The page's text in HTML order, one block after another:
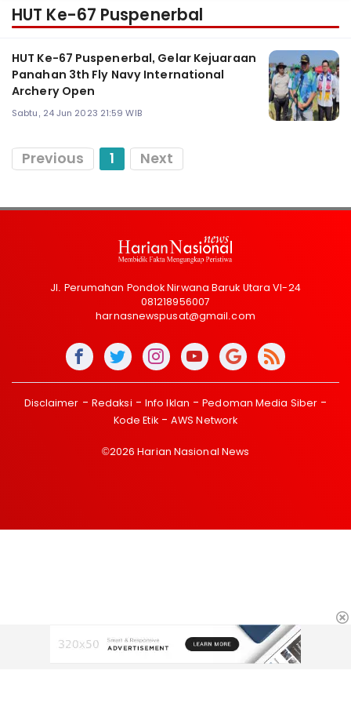
HUT Ke-67 Puspenerbal
HUT Ke-67 Puspenerbal, Gelar Kejuaraan
Panahan 3th Fly Navy International
Archery Open
Sabtu, 24 Jun 2023 21:59 WIB
Previous 1 Next
Jl. Perumahan Pondok Nirwana Baruk Utara VI-24
081218956007
harnasnewspusat@gmail.com
Disclaimer Redaksi Info Iklan
Pedoman Media Siber
Kode Etik
AWS Network
©2026 Harian Nasional News